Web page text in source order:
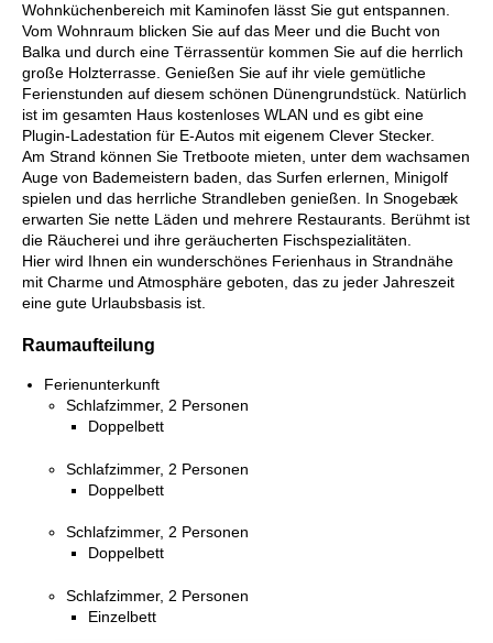
Wohnküchenbereich mit Kaminofen lässt Sie gut entspannen.
Vom Wohnraum blicken Sie auf das Meer und die Bucht von
Balka und durch eine Tërrassentür kommen Sie auf die herrlich
große Holzterrasse. Genießen Sie auf ihr viele gemütliche
Ferienstunden auf diesem schönen Dünengrundstück. Natürlich
ist im gesamten Haus kostenloses WLAN und es gibt eine
Plugin-Ladestation für E-Autos mit eigenem Clever Stecker.
Am Strand können Sie Tretboote mieten, unter dem wachsamen
Auge von Bademeistern baden, das Surfen erlernen, Minigolf
spielen und das herrliche Strandleben genießen. In Snogebæk
erwarten Sie nette Läden und mehrere Restaurants. Berühmt ist
die Räucherei und ihre geräucherten Fischspezialitäten.
Hier wird Ihnen ein wunderschönes Ferienhaus in Strandnähe
mit Charme und Atmosphäre geboten, das zu jeder Jahreszeit
eine gute Urlaubsbasis ist.
Raumaufteilung
Ferienunterkunft
Schlafzimmer, 2 Personen
Doppelbett
Schlafzimmer, 2 Personen
Doppelbett
Schlafzimmer, 2 Personen
Doppelbett
Schlafzimmer, 2 Personen
Einzelbett